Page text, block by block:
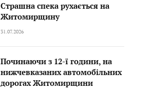
Страшна спека рухається на
Житомирщину
31.07.2026
Починаючи з 12-ї години, на
нижчевказаних автомобільних
дорогах Житомирщини